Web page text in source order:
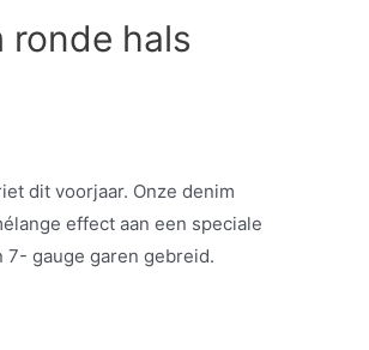
ronde hals
dit voorjaar. Onze denim
effect aan een speciale
7- gauge garen gebreid.